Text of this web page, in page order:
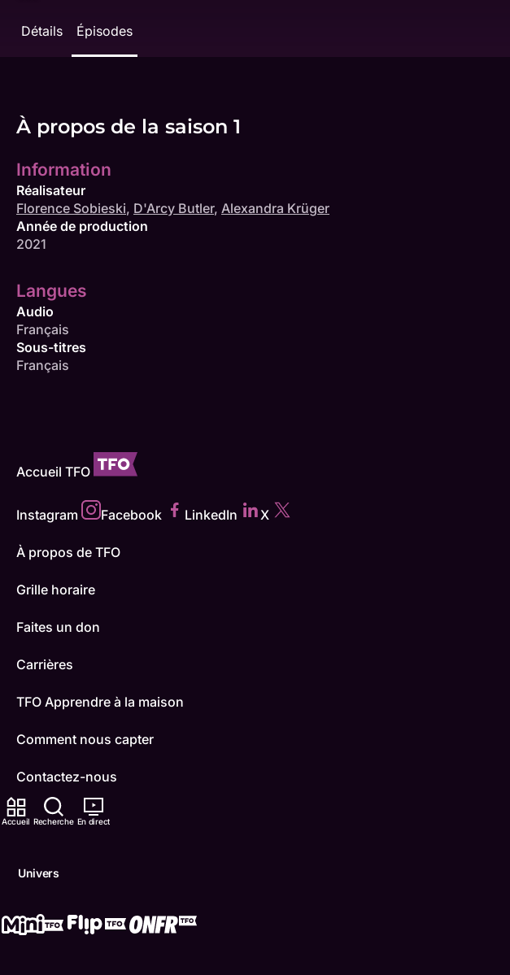
Accueil Recherche En direct
Univers
Détails Épisodes
À propos de la saison 1
Information
Réalisateur
Florence Sobieski, D'Arcy Butler, Alexandra Krüger
Année de production
2021
Langues
Audio
Français
Sous-titres
Français
Accueil TFO
Instagram Facebook LinkedIn X
À propos de TFO
Grille horaire
Faites un don
Carrières
TFO Apprendre à la maison
Comment nous capter
Contactez-nous
ONFR
Conditions d'utilisation